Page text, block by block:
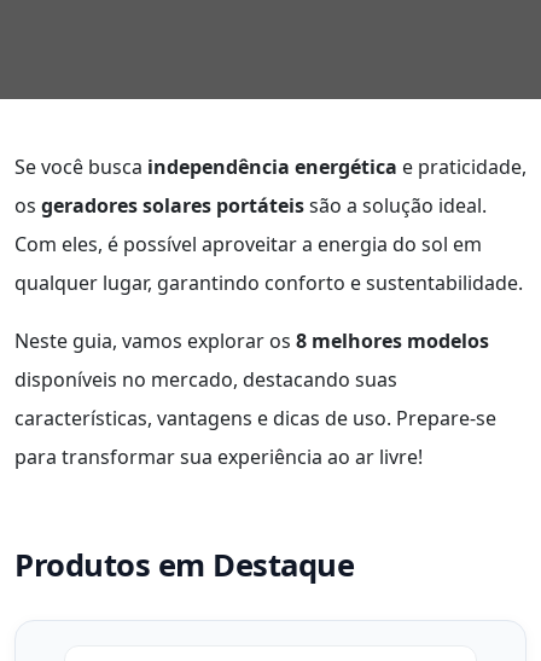
Se você busca independência energética e praticidade,
os geradores solares portáteissão a solução ideal.
Com eles, é possível aproveitar a energia do sol em
qualquer lugar, garantindo conforto e sustentabilidade.
Neste guia, vamos explorar os 8 melhores modelos
disponíveis no mercado, destacando suas
características, vantagens e dicas de uso. Prepare-se
para transformar sua experiência ao ar livre!
Produtos em Destaque